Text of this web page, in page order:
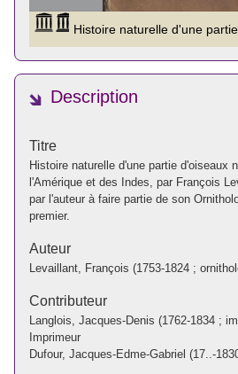
Description
Titre
Histoire naturelle d'une partie d'oiseaux
l'Amérique et des Indes, par François
par l'auteur à faire partie de son
premier.
Auteur
Levaillant, François (1753-1824 ;
Contributeur
Langlois, Jacques-Denis (1762-1834 ;
Imprimeur
Dufour, Jacques-Edme-Gabriel (17..-